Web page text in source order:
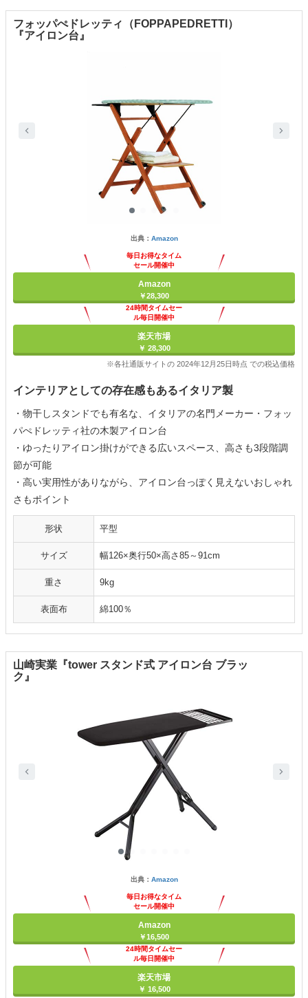
フォッパぺドレッティ（FOPPAPEDRETTI）
『アイロン台』
出典： Amazon
毎日お得なタイム
セール開催中
Amazon
￥28,300
24時間タイムセー
ル毎日開催中
楽天市場
￥ 28,300
※各社通販サイトの 2024年12月25日時点 での税込価格
インテリアとしての存在感もあるイタリア製
・物干しスタンドでも有名な、イタリアの名門メーカー・フォッ
パぺドレッティ社の木製アイロン台
・ゆったりアイロン掛けができる広いスペース、高さも3段階調
節が可能
・高い実用性がありながら、アイロン台っぽく見えないおしゃれ
さもポイント
形状 平型
サイズ 幅126×奥行50×高さ85～91cm
重さ 9kg
表面布 綿100％
山崎実業『tower スタンド式 アイロン台 ブラッ
ク』
出典： Amazon
毎日お得なタイム
セール開催中
Amazon
￥16,500
24時間タイムセー
ル毎日開催中
楽天市場
￥ 16,500